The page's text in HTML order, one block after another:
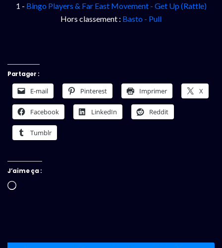
1 - Bingo Players & Far East Movement - Get Up (Rattle)
Hors classement : Basto - Pull
Partager :
E-mail Pinterest Imprimer X
Facebook LinkedIn Reddit
Tumblr
J’aime ça :
Chargement…